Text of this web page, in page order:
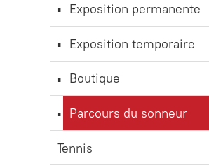
Exposition permanente
Exposition temporaire
Boutique
Parcours du sonneur
Tennis